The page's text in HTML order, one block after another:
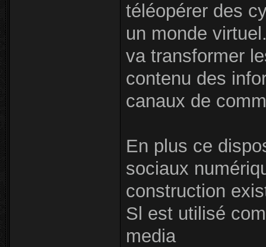
téléopérer des
un monde
va transformer
contenu des
canaux de
En plus ce
sociaux
construction
Sl est utilisé
media